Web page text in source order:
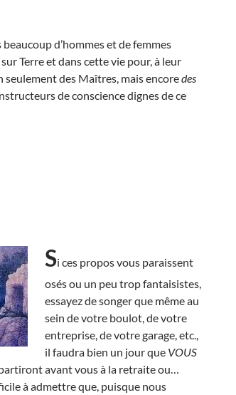
beaucoup d’hommes et de femmes
Terre et dans cette vie pour, à leur
des Maîtres, mais encoredes
de conscience dignes de ce
Si ces propos vous paraissent
osés ou un peu trop fantaisistes,
essayez de songer que même au
sein de votre boulot, de votre
entreprise, de votre garage, etc.,
il faudra bien un jour que VOUS
avant vous à la retraite ou…
à admettre que, puisque nous